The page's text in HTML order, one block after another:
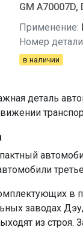
GM
Применение:
Номер
в наличии
деталь
в
заводах
из строя.